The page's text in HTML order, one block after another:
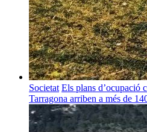
Societat Els plans d’ocupació
Tarragona arriben a més de